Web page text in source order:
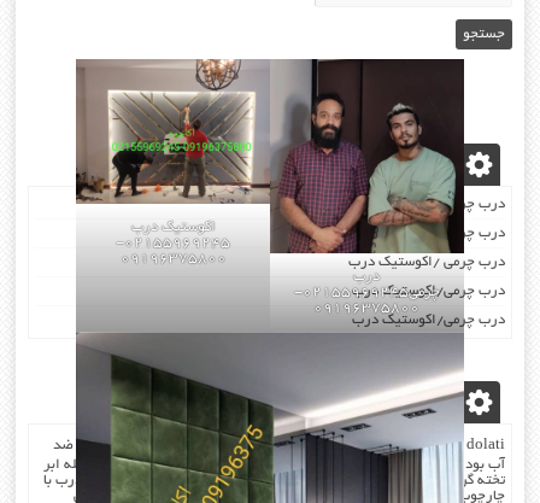
درب
چرمی02155969245-
09196375800
اکوستیک درب
02155969245-
09196375800
نوشته‌های تازه
درب چرمی/اکوستیک درب
درب چرمی/اکوستیک درب
درب چرمی /اکوستیک درب
درب چرمی/اکوستیک درب
درب چرمی/اکوستیک درب
آخرین دیدگاه‌ها
dolatiدر صدا گیر…درب اکوستیک…چرم کردن درب با مرغوب ترین چرم ضد
آب بودن چرم …در هنگام چرم کردن همه ی درز های درب و چارچوب بوسیله ابر
تخته گرفته میشود که جلوی صدا را میگیرد . کار در محل انجام میشود که درب با
چارچوب فیکس میشود۰۹۱۹۶۳۷۵۸۰۰-۰۹۳۰۷۸۰۱۷۸۸مهندس دولتی